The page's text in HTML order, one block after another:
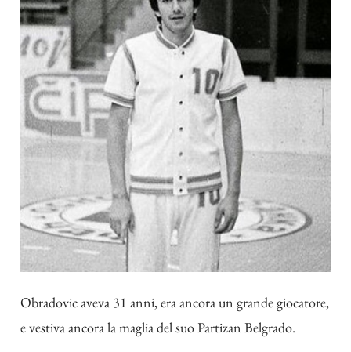
Obradovic aveva 31 anni, era ancora un grande giocatore,
e vestiva ancora la maglia del suo Partizan Belgrado.